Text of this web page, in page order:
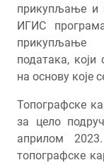
прикупљање и
ИГИС
прикупљање
података, који
на основу које
Топографске
за цело
априлом
топографске